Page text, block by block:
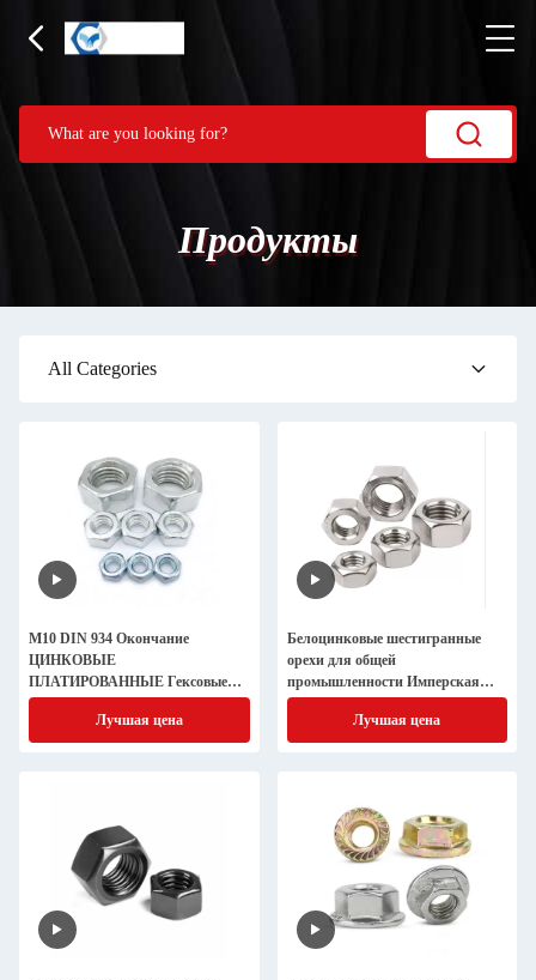
Продукты
All Categories
M10 DIN 934 Окончание
ЦИНКОВЫЕ
ПЛАТИРОВАННЫЕ Гексовые
орехи M6-M36 Класс 4.8 8.8 10.9
12.9 для строительства
Лучшая цена
Белоцинковые шестигранные
орехи для общей
промышленности Имперская
система измерений DIN934
Лучшая цена